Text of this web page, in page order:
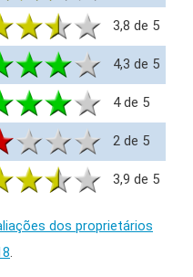
3,8 de 5
4,3 de 5
4 de 5
2 de 5
3,9 de 5
dos proprietários
.